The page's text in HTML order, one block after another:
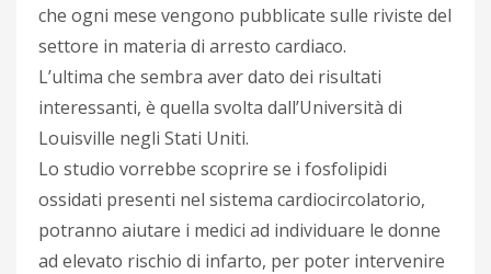
che ogni mese vengono pubblicate sulle riviste del
settore in materia di arresto cardiaco.
L’ultima che sembra aver dato dei risultati
interessanti, è quella svolta dall’Università di
Louisville negli Stati Uniti.
Lo studio vorrebbe scoprire se i fosfolipidi
ossidati presenti nel sistema cardiocircolatorio,
potranno aiutare i medici ad individuare le donne
ad elevato rischio di infarto, per poter intervenire